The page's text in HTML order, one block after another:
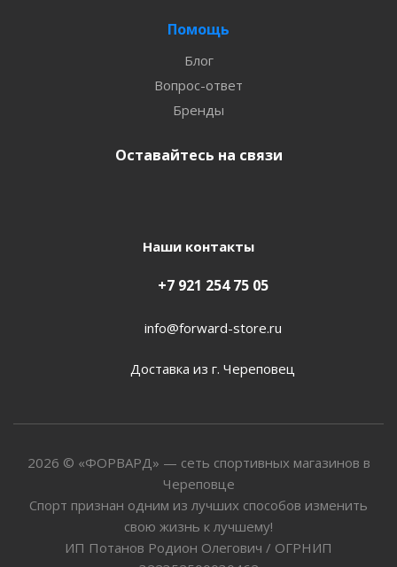
Помощь
Блог
Вопрос-ответ
Бренды
Оставайтесь на связи
Наши контакты
+7 921 254 75 05
info@forward-store.ru
Доставка из г. Череповец
2026 © «ФОРВАРД» — сеть спортивных магазинов в
Череповце
Спорт признан одним из лучших способов изменить
свою жизнь к лучшему!
ИП Потанов Родион Олегович / ОГРНИП